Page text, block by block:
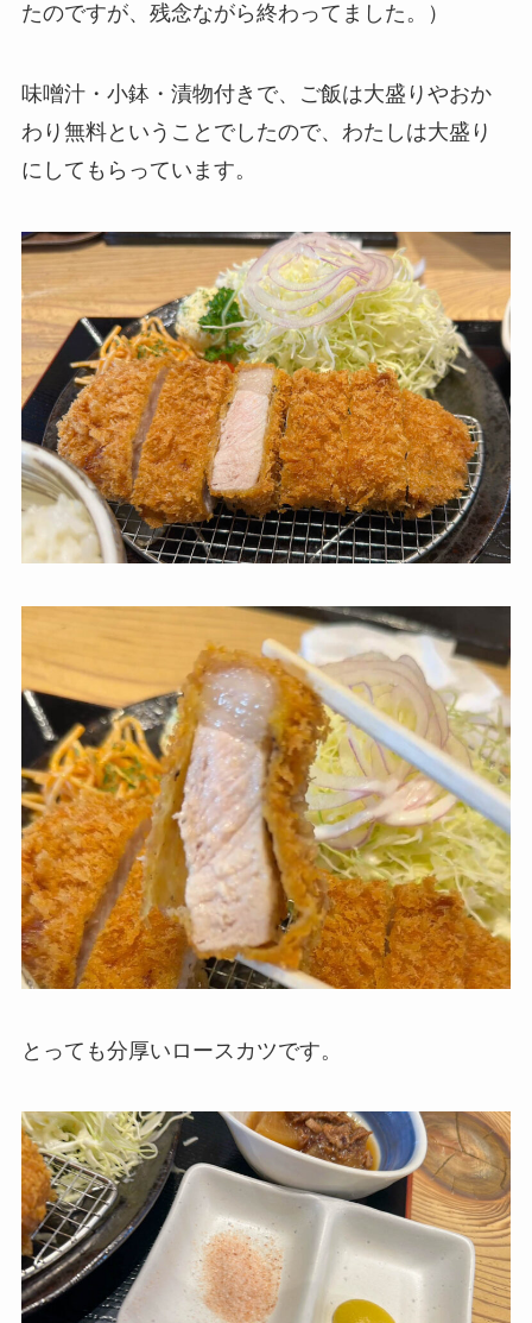
たのですが、残念ながら終わってました。）
味噌汁・小鉢・漬物付きで、ご飯は大盛りやおか
わり無料ということでしたので、わたしは大盛り
にしてもらっています。
とっても分厚いロースカツです。